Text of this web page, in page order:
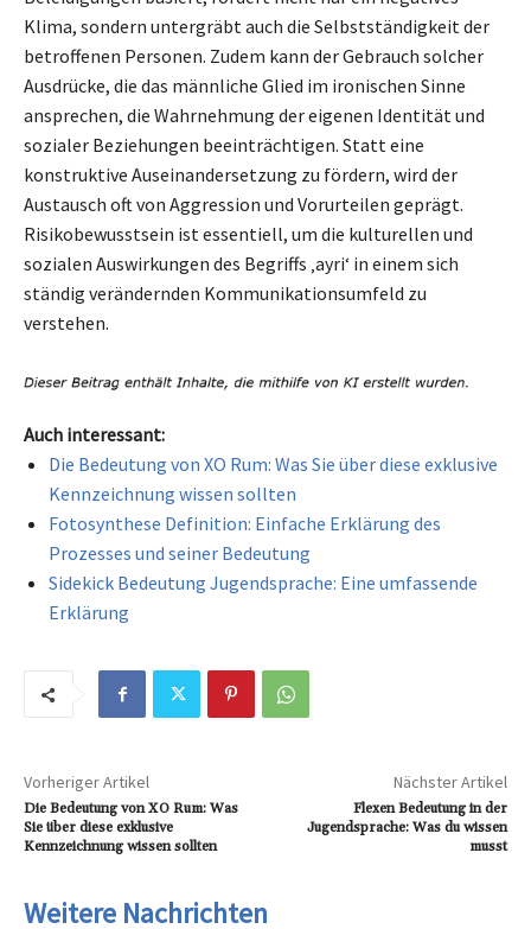
Klima, sondern untergräbt auch die Selbstständigkeit der
betroffenen Personen. Zudem kann der Gebrauch solcher
Ausdrücke, die das männliche Glied im ironischen Sinne
ansprechen, die Wahrnehmung der eigenen Identität und
sozialer Beziehungen beeinträchtigen. Statt eine
konstruktive Auseinandersetzung zu fördern, wird der
Austausch oft von Aggression und Vorurteilen geprägt.
Risikobewusstsein ist essentiell, um die kulturellen und
sozialen Auswirkungen des Begriffs ‚ayri‘ in einem sich
ständig verändernden Kommunikationsumfeld zu
verstehen.
Auch interessant:
Die Bedeutung von XO Rum: Was Sie über diese exklusive
Kennzeichnung wissen sollten
Fotosynthese Definition: Einfache Erklärung des
Prozesses und seiner Bedeutung
Sidekick Bedeutung Jugendsprache: Eine umfassende
Erklärung
Vorheriger Artikel
Die Bedeutung von XO Rum: Was
Sie über diese exklusive
Kennzeichnung wissen sollten
Nächster Artikel
Flexen Bedeutung in der
Jugendsprache: Was du wissen
musst
Weitere Nachrichten